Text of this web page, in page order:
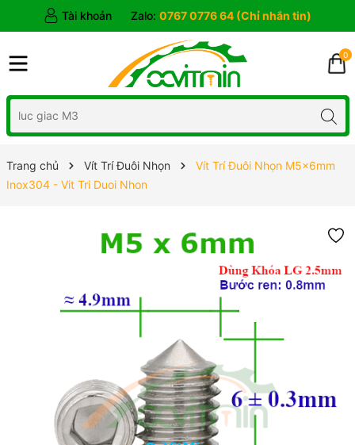
Tài khoản Zalo: 0767 0776 64 (Chỉ nhắn tin)
0
Trang chủ Vít Trí Đuôi Nhọn
Vít Trí Đuôi Nhọn M5x6mm
Inox304 - Vit Tri Duoi Nhon